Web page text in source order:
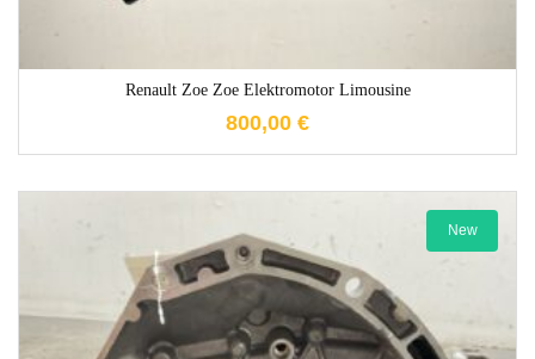
Renault Zoe Zoe Elektromotor Limousine
800,00 €
New